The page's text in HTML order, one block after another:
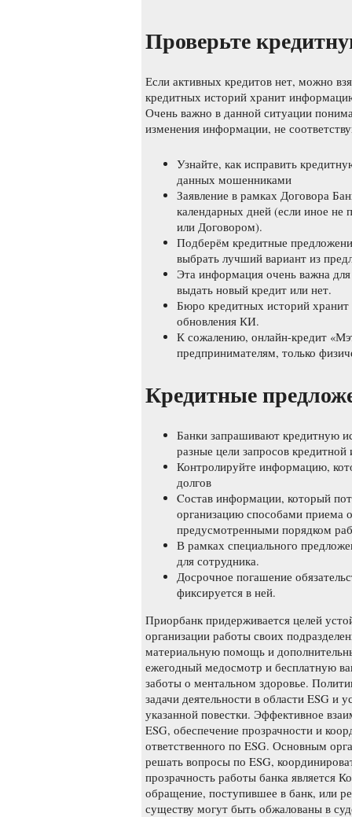
Проверьте
Если активных кредитов нет, можно
кредитных историй хранит
Очень важно в данной ситуации
изменения информации, не
Узнайте, как исправить
данных мошенниками
Заявление в рамках Договора
календарных дней (если иное не
или Договором).
Подберём кредитные
выбрать лучший вариант из
Эта информация очень важна
выдать новый кредит или нет.
Бюро кредитных историй
обновления КИ.
К сожалению, онлайн-кредит
предпринимателям, только
Кредитные
Банки запрашивают кредитную
разные цели запросов
Контролируйте информацию,
долгов
Cостав информации, который
организацию способами приема
предусмотренными порядком
В рамках специального
для сотрудника.
Досрочное погашение
фиксируется в ней.
Приорбанк придерживается целей
организации работы своих
материальную помощь и
ежегодный медосмотр и бесплатную
заботы о ментальном здоровье.
задачи деятельности в области ESG и
указанной повестки. Эффективное
ESG, обеспечение прозрачности и
ответственного по ESG. Основным
решать вопросы по ESG,
прозрачность работы банка является
обращение, поступившее в банк, или
существу могут быть обжалованы в